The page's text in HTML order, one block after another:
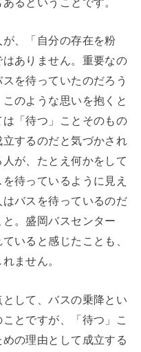
、「自分の存在を粉
ありません。重要なの
を待っていたのだろう
のような思いを抱くと
「待つ」ことそのもの
するのだと気づかされ
が、たとえ何かをして
待っているように見え
バスを待っているのだ
。盛岡バスセンター
いると感じたことも、
ません。
して、バスの乗降とい
とですが、「待つ」こ
の理由として成立する